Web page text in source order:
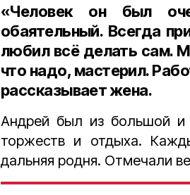
«Человек он был
обаятельный. Всегда
любил всё делать сам.
что надо, мастерил.
рассказывает жена.
Андрей был из большой
торжеств и отдыха.
дальняя родня. Отмечали